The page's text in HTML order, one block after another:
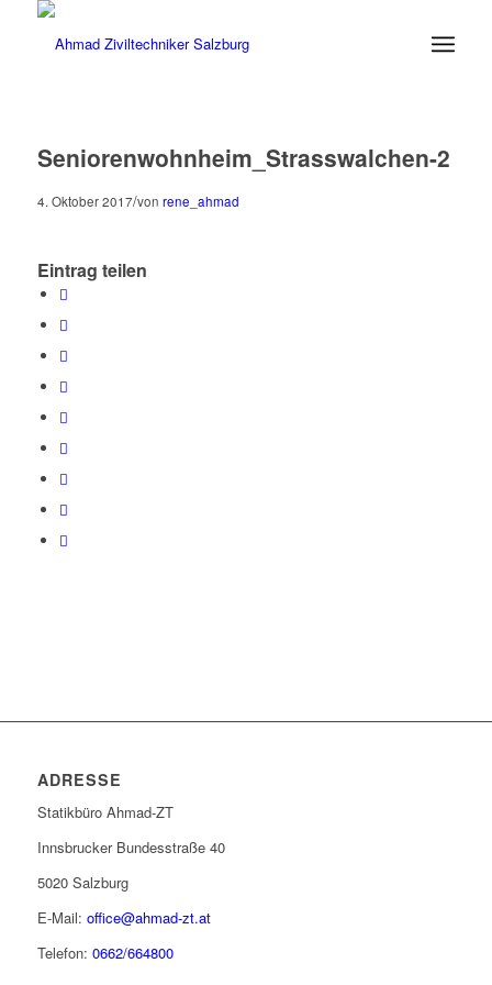
Seniorenwohnheim_Strasswalchen-2
4. Oktober 2017/von rene_ahmad
Eintrag teilen
ADRESSE
Statikbüro Ahmad-ZT
Innsbrucker Bundesstraße 40
5020 Salzburg
E-Mail: office@ahmad-zt.at
Telefon: 0662/664800